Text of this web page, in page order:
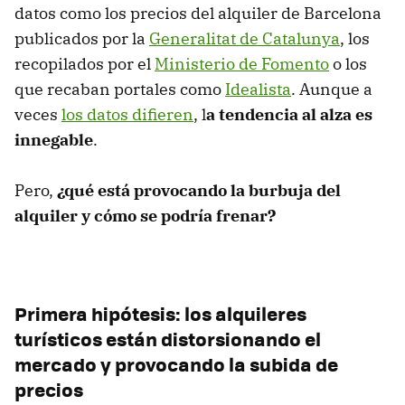
datos como los precios del alquiler de Barcelona
publicados por la Generalitat de Catalunya, los
recopilados por el Ministerio de Fomentoo los
que recaban portales como Idealista. Aunque a
veces los datos difieren, la tendencia al alza es
innegable.
Pero, ¿qué está provocando la burbuja del
alquiler y cómo se podría frenar?
Primera hipótesis: los alquileres
turísticos están distorsionando el
mercado y provocando la subida de
precios